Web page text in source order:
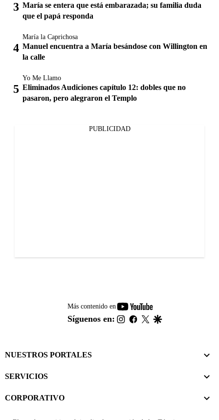
María se entera que está embarazada; su familia duda
que el papá responda
María la Caprichosa
Manuel encuentra a María besándose con Willington en
la calle
Yo Me Llamo
Eliminados Audiciones capítulo 12: dobles que no
pasaron, pero alegraron el Templo
PUBLICIDAD
Más contenido en
youtube-
footer
Síguenos en: instagram
facebook
twitter
NUESTROS PORTALES
SERVICIOS
CORPORATIVO